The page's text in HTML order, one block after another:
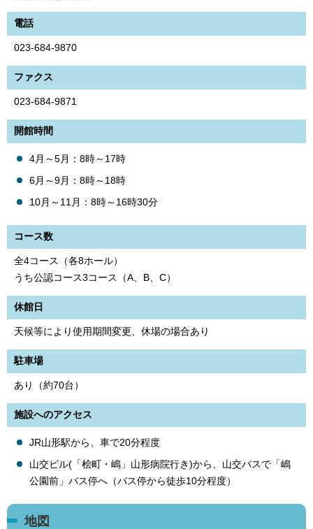
電話
023-684-9870
ファクス
023-684-9871
開館時間
4月～5月：8時～17時
6月～9月：8時～18時
10月～11月：8時～16時30分
コース数
全4コース（各8ホール）
うち公認コース3コース（A、B、C）
休館日
天候等により使用期間変更、休場の場合あり
駐車場
あり（約70台）
施設へのアクセス
JR山形駅から、車で20分程度
山交ビル(「桧町・嶋」山形病院行き)から、山交バスで「嶋
公園前」バス停へ（バス停から徒歩10分程度）
地図